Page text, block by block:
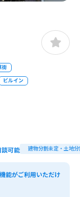
街
ビルイン
可能 建物分割未定・土地分
能がご利用いただけ